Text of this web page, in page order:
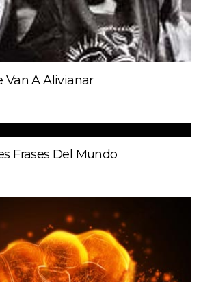
Van A Alivianar
Frases Del Mundo